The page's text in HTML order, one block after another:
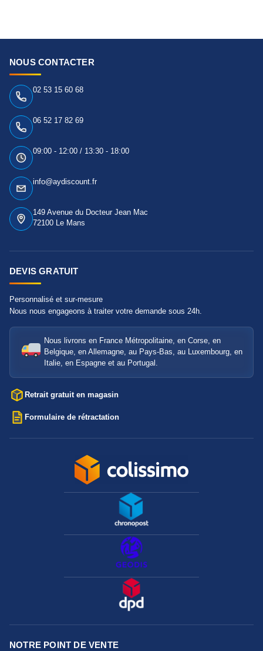
NOUS CONTACTER
02 53 15 60 68
06 52 17 82 69
09:00 - 12:00 / 13:30 - 18:00
info@aydiscount.fr
149 Avenue du Docteur Jean Mac
72100 Le Mans
DEVIS GRATUIT
Personnalisé et sur-mesure
Nous nous engageons à traiter votre demande sous 24h.
Nous livrons en France Métropolitaine, en Corse, en
Belgique, en Allemagne, au Pays-Bas, au Luxembourg, en
Italie, en Espagne et au Portugal.
Retrait gratuit en magasin
Formulaire de rétractation
NOTRE POINT DE VENTE